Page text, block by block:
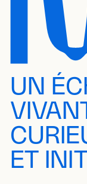
UN
ET